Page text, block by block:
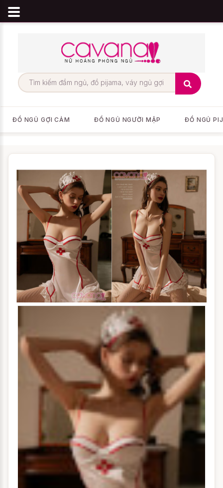
ĐỒ NGỦ GỢI CẢM ĐỒ NGỦ NGƯỜI MẬP ĐỒ NGỦ